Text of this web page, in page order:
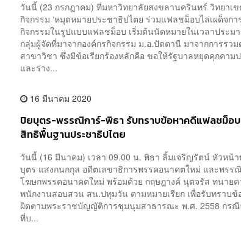
วันนี้ (23 กรกฎาคม) ที่มหาวิทยาลัยสงขลานครินทร์ วิทยาเ
กิจกรรม ‘หมุดหมายประชาธิปไตย ร่วมแฟลชม็อบไล่เผด็จกา
กิจกรรมในรูปแบบแฟลชม็อบ เริ่มต้นนัดหมายในเวลาประม
กลุ่มผู้จัดที่มาจากองค์กรกิจกรรม ม.อ.ปัตตานี มาจากการรว
สาขาวิชา ซึ่งมีข้อเรียกร้องหลักคือ ขอให้รัฐบาลหยุดคุกคาม
และร่าง...
16 มีนาคม 2020
ปิยบุตร​-พรรณิการ์-พิธา รับทราบข้อหาคดีแฟลชม็อ
สิทธิ​พื้นฐานประชาธิปไตย
วันนี้ (16 มีนาคม​) เวลา 09.00 น. พิธา ลิ้ม​เจริญ​รัตน์​ หัวหน้า
บุตร แสงกนกกุล อดีตเลขาธิการพรรคอนาคตใหม่ และพรร
โฆษกพรรคอนาคตใหม่ พร้อมด้วย กฤษฎางค์ นุตจรัส ทนายค
พนักงานสอบสวน สน.ปทุมวัน ตามหมายเรียก เพื่อรับทราบข้
ผิดตามพระราชบัญญัติการชุมนุมสาธารณะ​ พ.ศ. 2558 กร
ที่บ...